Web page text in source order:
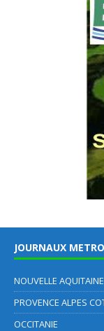
JOURNAUX
NOUVELLE AQUITAINE
PROVENCE ALPES
OCCITANIE